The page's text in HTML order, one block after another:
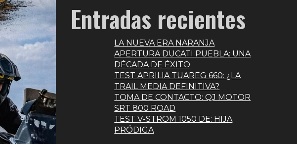
Entradas recientes
LA NUEVA ERA NARANJA
APERTURA DUCATI PUEBLA: UNA
DÉCADA DE ÉXITO
TEST APRILIA TUAREG 660: ¿LA
TRAIL MEDIA DEFINITIVA?
TOMA DE CONTACTO: QJ MOTOR
SRT 800 ROAD
TEST V-STROM 1050 DE: HIJA
PRÓDIGA